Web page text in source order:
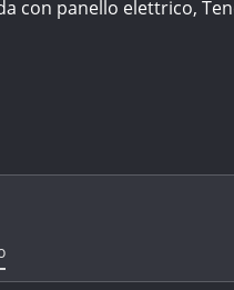
con panello elettrico,